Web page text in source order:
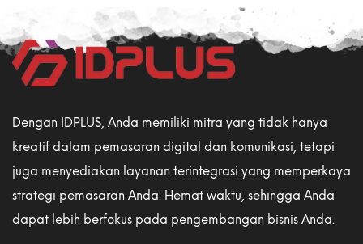
Dengan IDPLUS, Anda memiliki mitra yang tidak hanya
kreatif dalam pemasaran digital dan komunikasi, tetapi
juga menyediakan layanan terintegrasi yang memperkaya
strategi pemasaran Anda. Hemat waktu, sehingga Anda
dapat lebih berfokus pada pengembangan bisnis Anda.